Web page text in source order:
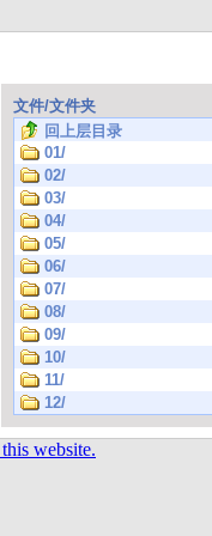
文件/文件夹
回上层目录
01/
02/
03/
04/
05/
06/
07/
08/
09/
10/
11/
12/